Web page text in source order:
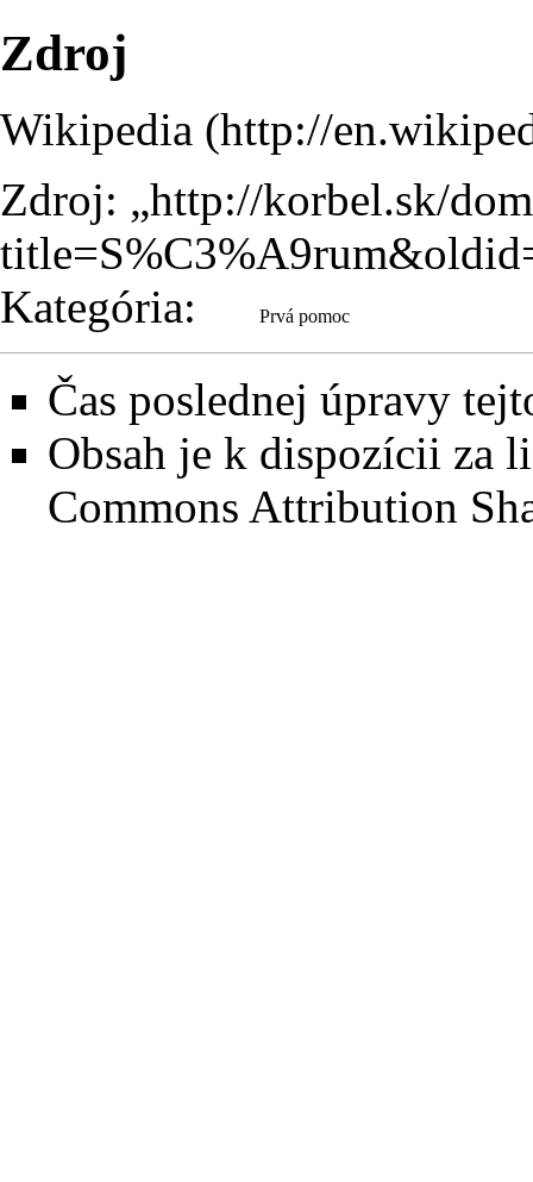
Zdroj
Wikipedia
Zdroj: „http://korbel.sk/
Kategória: Prvá pomoc
Čas poslednej úpravy
Obsah je k dispozícii za
Commons Attribution